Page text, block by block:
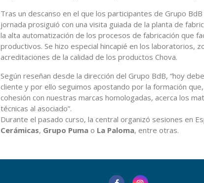
Tras un descanso en el que los participantes de Grupo
jornada prosiguió con una visita guiada de la planta de
la alta automatización de los procesos de fabricación que
productivos. Se hizo especial hincapié en los laboratorios,
acreditaciones de la calidad de los productos Chova.
Según reseñan desde la dirección del Grupo BdB, “hoy
cliente y por ello seguimos apostando por la formación
cohesión con nuestras marcas homologadas, acerca los
técnicas al asociado”.
Durante el pasado curso, la central organizó sesiones en
Cerámicas, Grupo Puma o La Paloma, entre otras.